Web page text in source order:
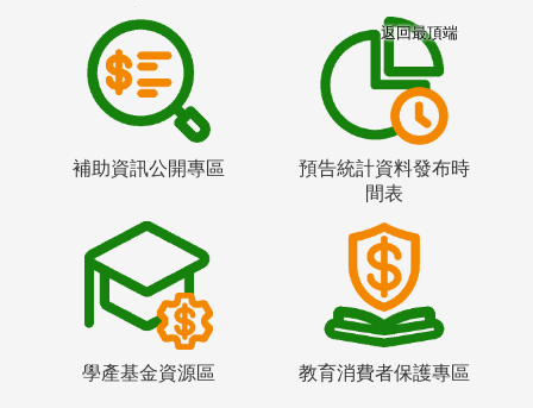
補助資訊公開專區
預告統計資料發布時
間表
學產基金資源區 教育消費者保護專區
返回最頂端